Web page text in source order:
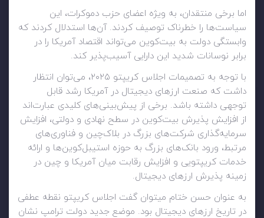
اما برخی منتقدان، به ویژه اعضای حزب دموکرات، این
سیاست‌ها را خطرناک توصیف کردند. آن‌ها استدلال کردند که
وابستگی دولت به بیت‌کوین می‌تواند اقتصاد آمریکا را در
برابر نوسانات شدید این دارایی آسیب‌پذیر کند.
با توجه به تصمیمات اجلاس کریپتو ۲۰۲۵، می‌توان انتظار
داشت که صنعت ارزهای دیجیتال در آمریکا رشد قابل
توجهی داشته باشد. برخی از پیش‌بینی‌های کلیدی عبارت‌اند
از افزایش پذیرش بیت‌کوین در سطح نهادی و دولتی، افزایش
سرمایه‌گذاری شرکت‌های بزرگ در بلاک‌چین و فناوری‌های
مرتبط، ورود بانک‌های بزرگ به حوزه استیبل‌کوین‌ها و ارائه
خدمات کریپتویی و افزایش رقابت میان آمریکا و چین در
زمینه پذیرش ارزهای دیجیتال.
به عنوان حسن ختام میتوان گفت اجلاس کریپتو نقطه عطفی
در تاریخ ارزهای دیجیتال بود. موضع جدید دولت ترامپ نشان